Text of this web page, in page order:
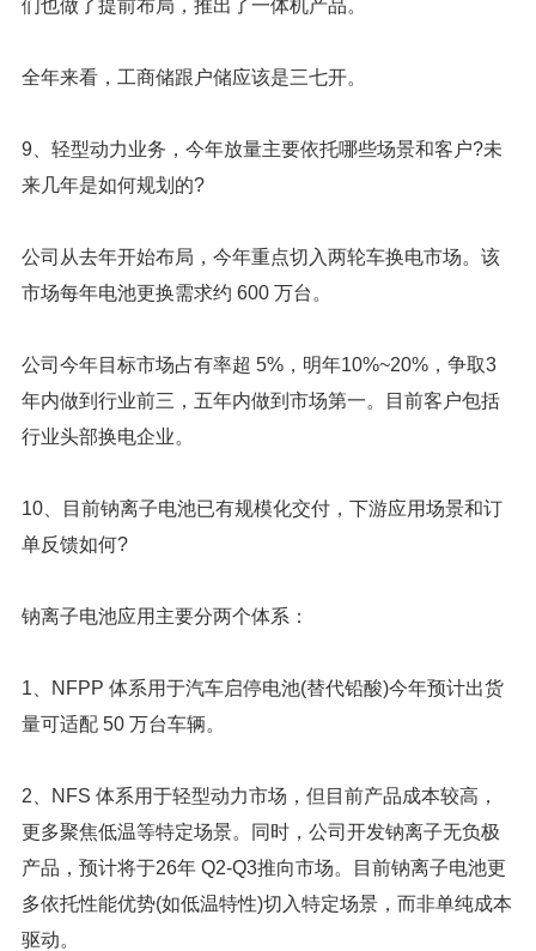
们也做了提前布局，推出了一体机产品。
全年来看，工商储跟户储应该是三七开。
9、轻型动力业务，今年放量主要依托哪些场景和客户?未
来几年是如何规划的?
公司从去年开始布局，今年重点切入两轮车换电市场。该
市场每年电池更换需求约 600 万台。
公司今年目标市场占有率超 5%，明年10%~20%，争取3
年内做到行业前三，五年内做到市场第一。目前客户包括
行业头部换电企业。
10、目前钠离子电池已有规模化交付，下游应用场景和订
单反馈如何?
钠离子电池应用主要分两个体系：
1、NFPP 体系用于汽车启停电池(替代铅酸)今年预计出货
量可适配 50 万台车辆。
2、NFS 体系用于轻型动力市场，但目前产品成本较高，
更多聚焦低温等特定场景。同时，公司开发钠离子无负极
产品，预计将于26年 Q2-Q3推向市场。目前钠离子电池更
多依托性能优势(如低温特性)切入特定场景，而非单纯成本
驱动。